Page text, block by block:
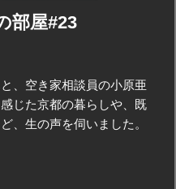
部屋#23
、空き家相談員の小原亜
じた京都の暮らしや、既
、生の声を伺いました。